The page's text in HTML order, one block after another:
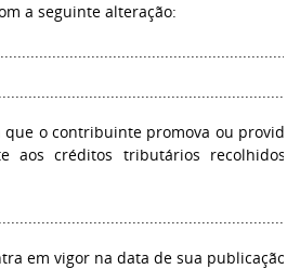
a seguinte alteração:
que o contribuinte promova ou
aos créditos tributários recolhidos
em vigor na data de sua publicação.